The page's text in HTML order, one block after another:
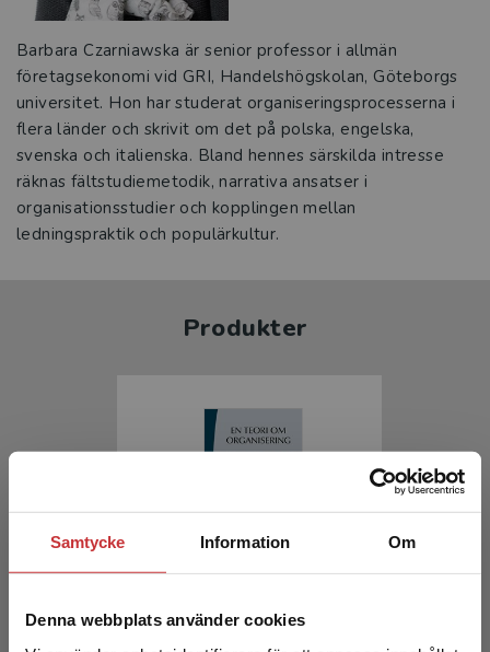
Samtycke Information Om
Denna webbplats använder cookies
Barbara Czarniawska är senior professor i allmän
företagsekonomi vid GRI, Handelshögskolan, Göteborgs
universitet. Hon har studerat organiseringsprocesserna i
flera länder och skrivit om det på polska, engelska,
svenska och italienska. Bland hennes särskilda intresse
räknas fältstudiemetodik, narrativa ansatser i
organisationsstudier och kopplingen mellan
ledningspraktik och populärkultur.
Produkter
Czarniawska, Barbara